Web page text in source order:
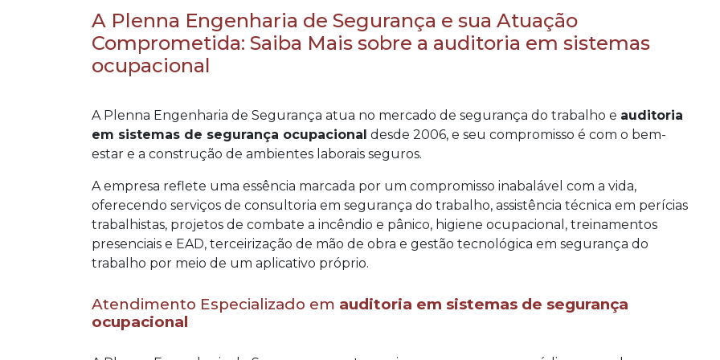
A Plenna Engenharia de Segurança e sua Atuação
Comprometida: Saiba Mais sobre a auditoria em sistemas
ocupacional
A Plenna Engenharia de Segurança atua no mercado de segurança do trabalho e auditoria
em sistemas de segurança ocupacional desde 2006, e seu compromisso é com o bem-
estar e a construção de ambientes laborais seguros.
A empresa reflete uma essência marcada por um compromisso inabalável com a vida,
oferecendo serviços de consultoria em segurança do trabalho, assistência técnica em perícias
trabalhistas, projetos de combate a incêndio e pânico, higiene ocupacional, treinamentos
presenciais e EAD, terceirização de mão de obra e gestão tecnológica em segurança do
trabalho por meio de um aplicativo próprio.
Atendimento Especializado em auditoria em sistemas de segurança
ocupacional